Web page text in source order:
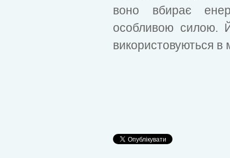
воно вбирає
особливою силою.
використовуються в